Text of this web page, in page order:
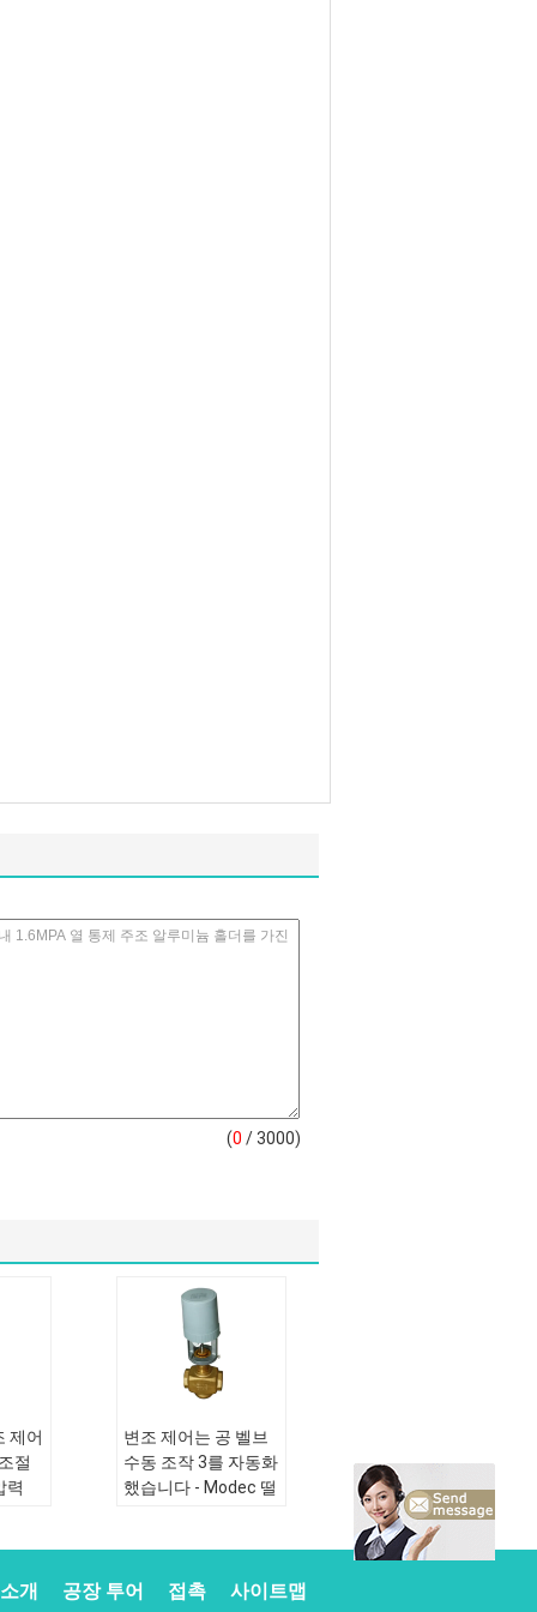
(0 / 3000)
제어
절
력
변조 제어는 공 벨브
수동 조작 3를 자동화
했습니다 - Modec 떨
표준 또는 비표준:표
사이트맵
접촉
공장 투어
개